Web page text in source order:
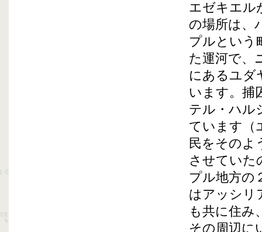
エゼキエル
の場所は、
プルという
た運河で、
にあるユダ
います。捕
テル・ハル
ています（
民をそのよ
させていた
プル地方の
はアッシリ
も共に住み
その周辺に